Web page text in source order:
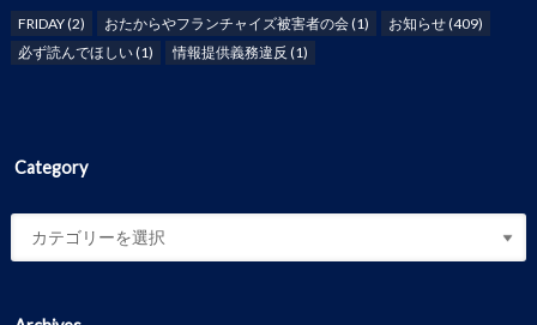
FRIDAY(2) おたからやフランチャイズ被害者の会(1) お知らせ(409)
必ず読んでほしい(1) 情報提供義務違反 (1)
Category